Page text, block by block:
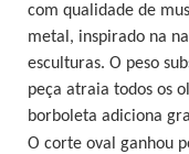
com qualidade de
metal, inspirado na
esculturas. O peso
peça atraia todos os
borboleta adiciona
O corte oval ganhou